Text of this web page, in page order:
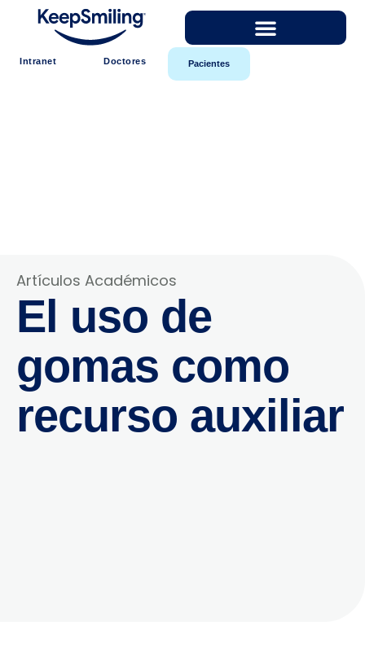
Intranet Doctores Pacientes
Artículos Académicos
El uso de
gomas como
recurso auxiliar